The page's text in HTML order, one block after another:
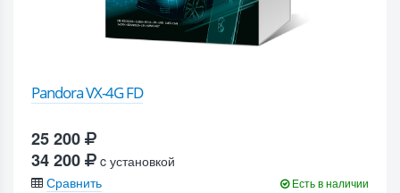
Pandora VX-4G FD
25 200
34 200
c установкой
Сравнить
Есть в наличии